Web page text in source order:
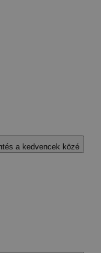
a kedvencek közé